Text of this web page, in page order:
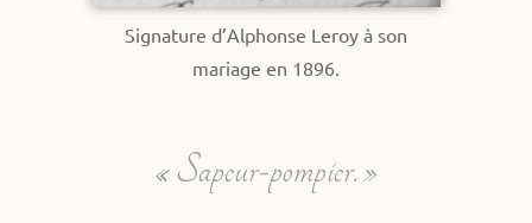
Signature d’Alphonse Leroy à son
mariage en 1896.
« Sapeur-pompier. »